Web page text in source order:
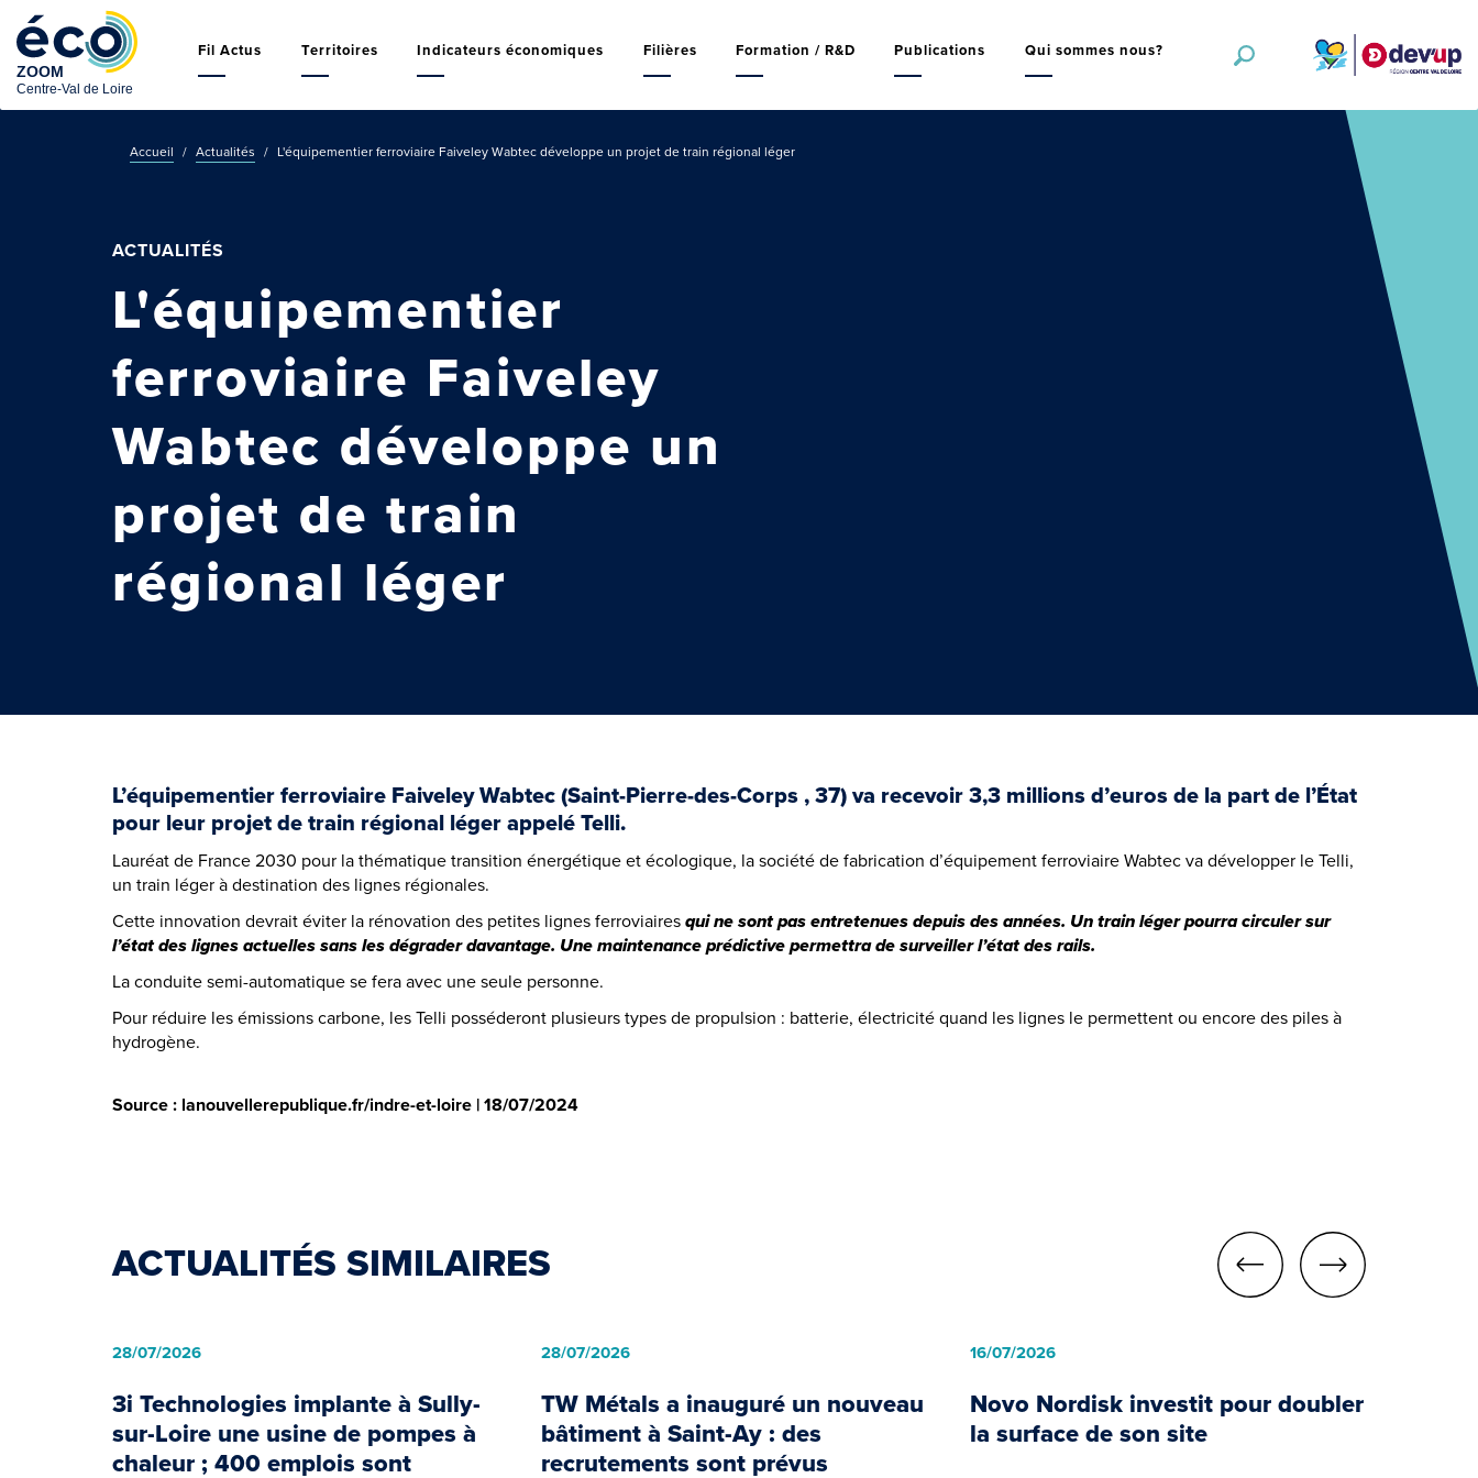
Aller
au
contenu
principal
Fil Actus Territoires Indicateurs économiques Filières Formation / R&D Publications Qui sommes nous?
Accueil Actualités L'équipementier ferroviaire Faiveley Wabtec développe un projet de train régional léger
ACTUALITÉS
L'équipementier
ferroviaire Faiveley
Wabtec développe un
projet de train
régional léger
L’équipementier ferroviaire Faiveley Wabtec (Saint-Pierre-des-Corps , 37) va recevoir 3,3 millions d’euros de la part de l’État
pour leur projet de train régional léger appelé Telli.
Lauréat de France 2030 pour la thématique transition énergétique et écologique, la société de fabrication d’équipement ferroviaire Wabtec va développer le Telli,
un train léger à destination des lignes régionales.
Cette innovation devrait éviter la rénovation des petites lignes ferroviairesqui ne sont pas entretenues depuis des années. Un train léger pourra circuler sur
l’état des lignes actuelles sans les dégrader davantage. Une maintenance prédictive permettra de surveiller l’état des rails.
La conduite semi-automatique se fera avec une seule personne.
Pour réduire les émissions carbone, les Telli posséderont plusieurs types de propulsion : batterie, électricité quand les lignes le permettent ou encore des piles à
hydrogène.
Source : lanouvellerepublique.fr/indre-et-loire | 18/07/2024
ACTUALITÉS SIMILAIRES
28/07/2026
3i Technologies implante à Sully-
sur-Loire une usine de pompes à
chaleur ; 400 emplois sont
28/07/2026
TW Métals a inauguré un nouveau
bâtiment à Saint-Ay : des
recrutements sont prévus
16/07/2026
Novo Nordisk investit pour doubler
la surface de son site